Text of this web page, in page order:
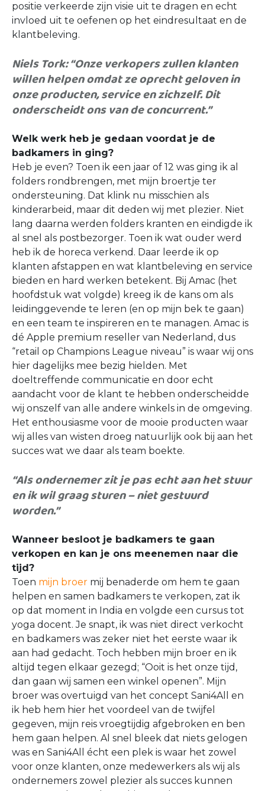
positie verkeerde zijn visie uit te dragen en echt
invloed uit te oefenen op het eindresultaat en de
klantbeleving.
Niels Tork: “Onze verkopers zullen klanten
willen helpen omdat ze oprecht geloven in
onze producten, service en zichzelf. Dit
onderscheidt ons van de concurrent.”
Welk werk heb je gedaan voordat je de
badkamers in ging?
Heb je even? Toen ik een jaar of 12 was ging ik al
folders rondbrengen, met mijn broertje ter
ondersteuning. Dat klink nu misschien als
kinderarbeid, maar dit deden wij met plezier. Niet
lang daarna werden folders kranten en eindigde ik
al snel als postbezorger. Toen ik wat ouder werd
heb ik de horeca verkend. Daar leerde ik op
klanten afstappen en wat klantbeleving en service
bieden en hard werken betekent. Bij Amac (het
hoofdstuk wat volgde) kreeg ik de kans om als
leidinggevende te leren (en op mijn bek te gaan)
en een team te inspireren en te managen. Amac is
dé Apple premium reseller van Nederland, dus
“retail op Champions League niveau” is waar wij ons
hier dagelijks mee bezig hielden. Met
doeltreffende communicatie en door echt
aandacht voor de klant te hebben onderscheidde
wij onszelf van alle andere winkels in de omgeving.
Het enthousiasme voor de mooie producten waar
wij alles van wisten droeg natuurlijk ook bij aan het
succes wat we daar als team boekte.
“Als ondernemer zit je pas echt aan het stuur
en ik wil graag sturen – niet gestuurd
worden.”
Wanneer besloot je badkamers te gaan
verkopen en kan je ons meenemen naar die
tijd?
Toen mijn broer mij benaderde om hem te gaan
helpen en samen badkamers te verkopen, zat ik
op dat moment in India en volgde een cursus tot
yoga docent. Je snapt, ik was niet direct verkocht
en badkamers was zeker niet het eerste waar ik
aan had gedacht. Toch hebben mijn broer en ik
altijd tegen elkaar gezegd; “Ooit is het onze tijd,
dan gaan wij samen een winkel openen”. Mijn
broer was overtuigd van het concept Sani4All en
ik heb hem hier het voordeel van de twijfel
gegeven, mijn reis vroegtijdig afgebroken en ben
hem gaan helpen. Al snel bleek dat niets gelogen
was en Sani4All écht een plek is waar het zowel
voor onze klanten, onze medewerkers als wij als
ondernemers zowel plezier als succes kunnen